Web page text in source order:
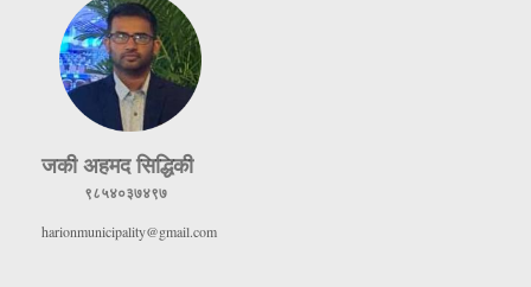
जकी अहमद सिद्धिकी
९८५४०३७४९७
harionmunicipality@gmail.com